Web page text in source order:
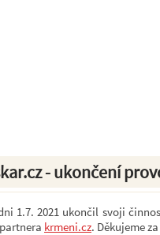
- ukončení
1.7. 2021 ukončil svoji
krmeni.cz. Děkujeme